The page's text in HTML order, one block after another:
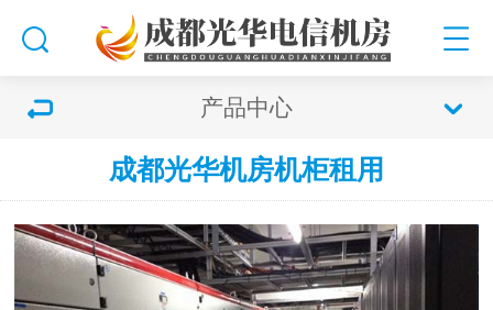
产品中心
成都光华机房机柜租用